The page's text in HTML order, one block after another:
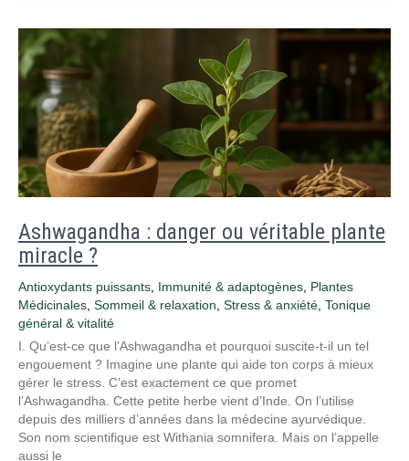
Ashwagandha : danger ou véritable plante
miracle ?
Antioxydants puissants Immunité & adaptogènes Plantes
Médicinales Sommeil & relaxation Stress & anxiété Tonique
général & vitalité
I. Qu’est-ce que l’Ashwagandha et pourquoi suscite-t-il un tel
engouement ? Imagine une plante qui aide ton corps à mieux
gérer le stress. C’est exactement ce que promet
l’Ashwagandha. Cette petite herbe vient d’Inde. On l’utilise
depuis des milliers d’années dans la médecine ayurvédique.
Son nom scientifique est Withania somnifera. Mais on l’appelle
aussi le